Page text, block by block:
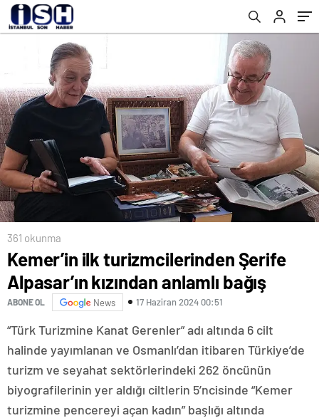
361 okunma
Kemer’in ilk turizmcilerinden Şerife
Alpasar’ın kızından anlamlı bağış
ABONE OL News 17 Haziran 2024 00:51
“Türk Turizmine Kanat Gerenler” adı altında 6 cilt
halinde yayımlanan ve Osmanlı’dan itibaren Türkiye’de
turizm ve seyahat sektörlerindeki 262 öncünün
biyografilerinin yer aldığı ciltlerin 5’ncisinde “Kemer
turizmine pencereyi açan kadın” başlığı altında